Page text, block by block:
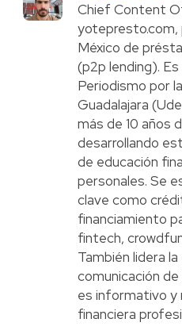
Chief Content
yotepresto.com,
México de
(p2p lending).
Periodismo por
Guadalajara
más de 10 años
desarrollando
de educación
personales. Se
clave como
financiamiento
fintech,
También lidera
comunicación
es informativo y
financiera